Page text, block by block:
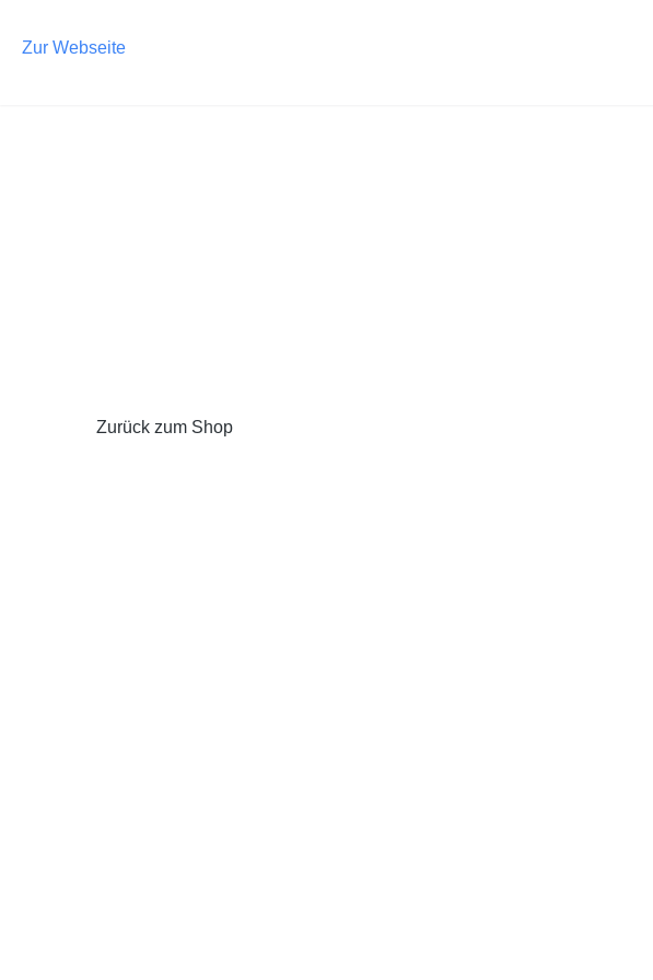
Zur Webseite
Zurück zum Shop